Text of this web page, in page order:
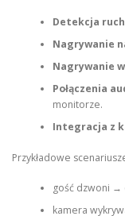
Detekcja
Nagrywanie
Nagrywanie
Połączenia
monitorze.
Integracja z
Przykładowe
gość dzwoni
kamera